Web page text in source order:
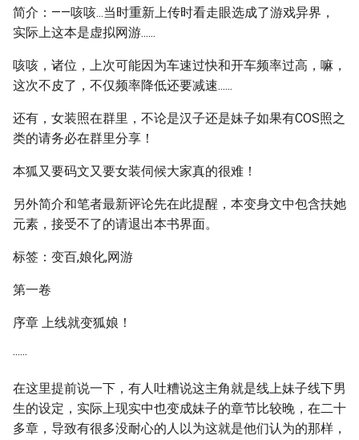
简介：——咳咳...当时重新上传时看走眼选成了游戏异界，
实际上这本是虚拟网游......
咳咳，诸位，上次可能因为车速过快和开车频率过高，嘛，
这次不皮了，不仅频率降低还要减速......
还有，女装照在群里，不论是汉子还是妹子如果有COS照之
类的请务必在群里分享！
本狐又要码文又要女装伺候大家真的很难！
另外简介和笔者最新评论先在此提醒，本变身文中包含扶她
元素，接受不了的请退出本书界面。
标签：变百,娘化,网游
第一卷
序章 上线就变狐娘！
······
在这里提前说一下，有人吐糟说这主角就是线上妹子线下男
生的设定，实际上现实中也变成妹子的章节比较晚，在二十
多章，导致有很多没耐心的人以为这就是他们认为的那样，